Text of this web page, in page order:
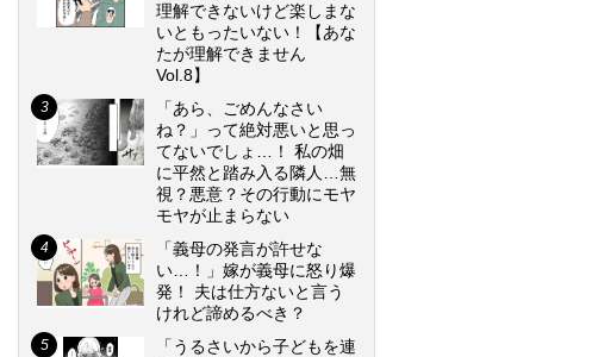
理解できないけど楽しまな
いともったいない！【あな
たが理解できません
Vol.8】
「あら、ごめんなさい
ね？」って絶対悪いと思っ
てないでしょ…！ 私の畑
に平然と踏み入る隣人…無
視？悪意？その行動にモヤ
モヤが止まらない
「義母の発言が許せな
い…！」嫁が義母に怒り爆
発！ 夫は仕方ないと言う
けれど諦めるべき？
「うるさいから子どもを連